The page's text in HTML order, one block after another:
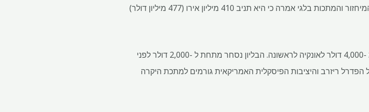
מניות Umicore SA זינקו עד 8% לאחר שחברת הזיקוק המיחזור והמתכות בלגי אמרה כי היא תניב 410 מיליון אירו (477 מיליון דולר)
זיקוק המתכות מתפזר על עצרת השיא של הזהב ליותר מ -4,000 דולר לאונקיה לראשונה. הבליון נסחר מתחת ל -2,000 דולר לפני
ריזרב והיציבות הפיסקלית האמריקאית גורמים למתכת היקרה